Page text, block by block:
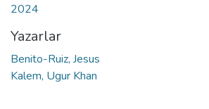
2024
Yazarlar
Benito-Ruiz, Jesus
Kalem, Ugur Khan